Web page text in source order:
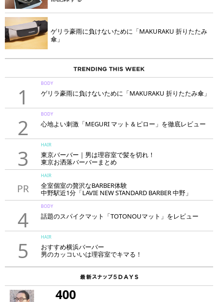
ゲリラ豪雨に負けないために「MAKURAKU 折りたたみ
傘」
1
BODY
ゲリラ豪雨に負けないために「MAKURAKU 折りたたみ傘」
2
BODY
心地よい刺激「MEGURI マット＆ピロー」を徹底レビュー
3
HAIR
東京バーバー｜男は理容室で髪を切れ！
東京お洒落バーバーまとめ
PR
HAIR
全室個室の贅沢なBARBER体験
中野駅近1分「LAVIE NEW STANDARD BARBER 中野」
4
BODY
話題のスパイクマット「TOTONOUマット」をレビュー
5
HAIR
おすすめ横浜バーバー
男のカッコいいは理容室でキマる！
400